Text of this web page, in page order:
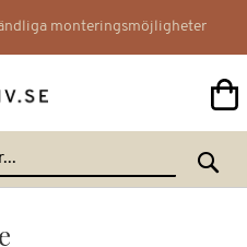
monteringsmöjligheter
till
innehållet